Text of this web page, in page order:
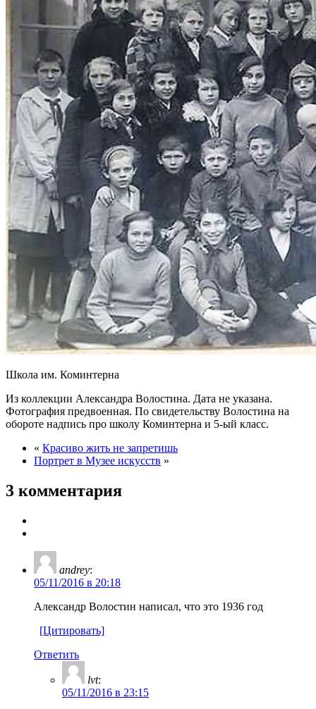
Школа им. Коминтерна
Из коллекции Александра Волостина. Дата не указана.
Фотография предвоенная. По свидетельству Волостина на
обороте надпись про школу Коминтерна и 5-ый класс.
« Красиво жить не запретишь
Портрет в Музее искусств »
3 комментария
andrey:
05/11/2016 в 20:18
Александр Волостин написал, что это 1936 год
[Цитировать]
Ответить
lvt:
05/11/2016 в 23:15